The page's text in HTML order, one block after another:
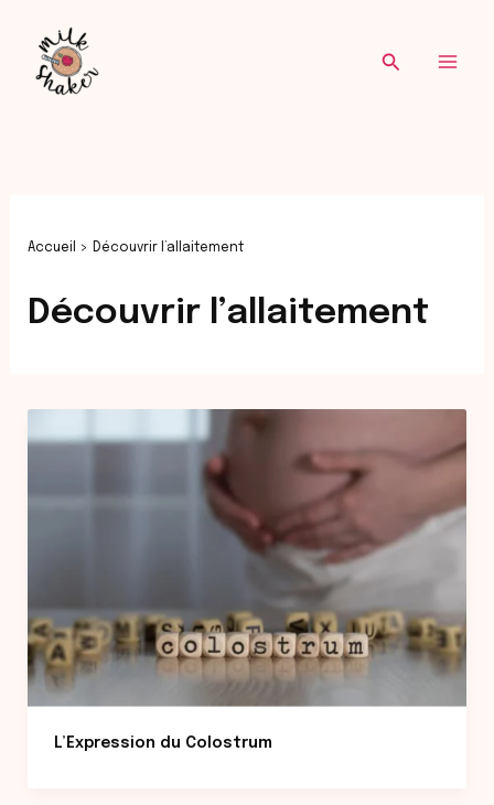
contenu
Accueil Découvrir l’allaitement
Découvrir l’allaitement
L’Expression du Colostrum